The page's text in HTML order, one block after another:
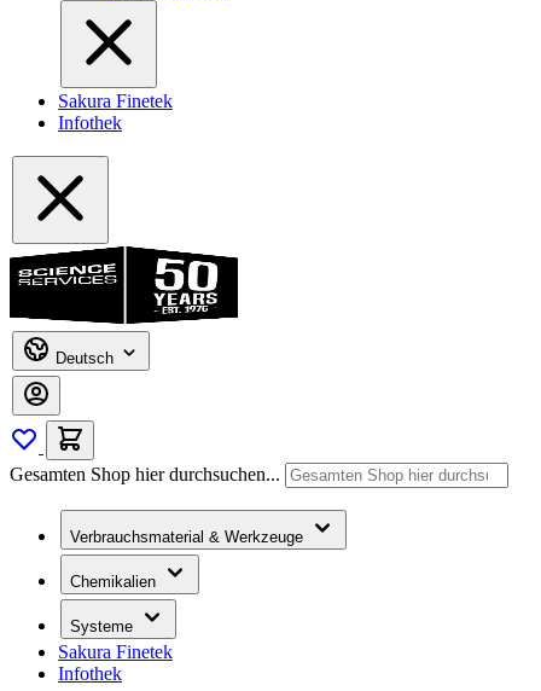
Sakura Finetek
Infothek
Deutsch
Gesamten Shop hier durchsuchen...
Verbrauchsmaterial & Werkzeuge
Chemikalien
Systeme
Sakura Finetek
Infothek